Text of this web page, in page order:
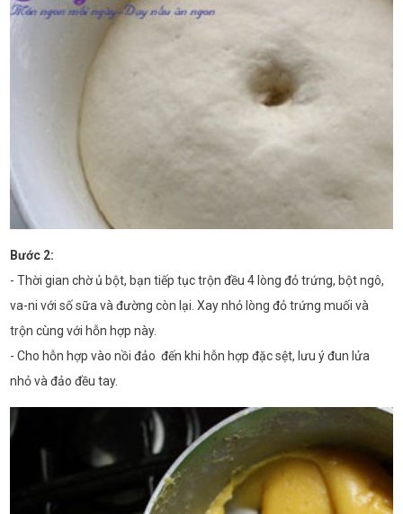
Bước 2:
- Thời gian chờ ủ bột, bạn tiếp tục trộn đều 4 lòng đỏ trứng, bột ngô,
va-ni với số sữa và đường còn lại. Xay nhỏ lòng đỏ trứng muối và
trộn cùng với hỗn hợp này.
- Cho hỗn hợp vào nồi đảo đến khi hỗn hợp đặc sệt, lưu ý đun lửa
nhỏ và đảo đều tay.